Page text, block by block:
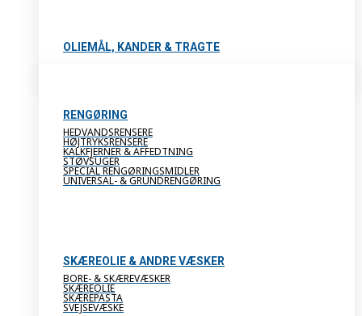
OLIEMÅL, KANDER & TRAGTE
RENGØRING
HEDVANDSRENSERE
HØJTRYKSRENSERE
KALKFJERNER & AFFEDTNING
STØVSUGER
SPECIAL RENGØRINGSMIDLER
UNIVERSAL- & GRUNDRENGØRING
SKÆREOLIE & ANDRE VÆSKER
BORE- & SKÆREVÆSKER
SKÆREOLIE
SKÆREPASTA
SVEJSEVÆSKE